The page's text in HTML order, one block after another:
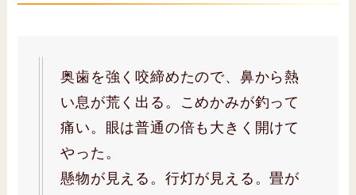
奥歯を強く咬締めたので、鼻から熱
い息が荒く出る。こめかみが釣って
痛い。眼は普通の倍も大きく開けて
やった。
懸物が見える。行灯が見える。畳が